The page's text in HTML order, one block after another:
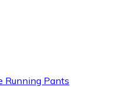
Running Pants